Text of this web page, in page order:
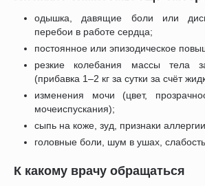
одышка, давящие боли или
перебои в работе сердца;
постоянное или эпизодическое
резкие колебания массы тела
(прибавка 1–2 кг за сутки за счёт
изменения мочи (цвет,
мочеиспускания);
сыпь на коже, зуд, признаки
головные боли, шум в ушах, слабость.
К какому врачу обращаться